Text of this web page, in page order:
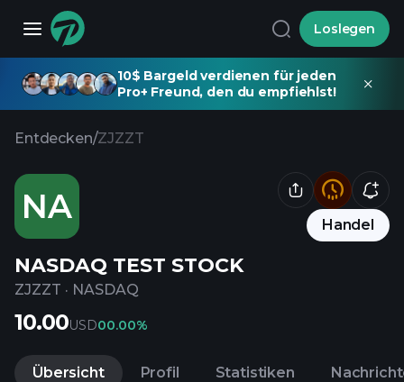
Loslegen
10$ Bargeld verdienen für jeden
Pro+ Freund, den du empfiehlst!
Entdecken/ZJZZT
NA Handel
NASDAQ TEST STOCK
ZJZZT · NASDAQ
10.00USD00.00%
Übersicht Profil Statistiken